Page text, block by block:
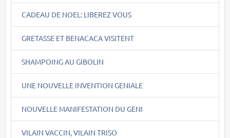
CADEAU DE NOEL: LIBEREZ VOUS
GRETASSE ET BENACACA VISITENT
SHAMPOING AU GIBOLIN
UNE NOUVELLE INVENTION GENIALE
NOUVELLE MANIFESTATION DU GENI
VILAIN VACCIN, VILAIN TRISO